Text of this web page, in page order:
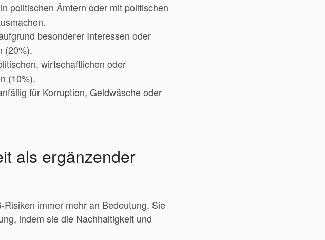
politischen Ämtern oder mit politischen
besonderer Interessen oder
(20%).
wirtschaftlichen oder
(10%).
für Korruption, Geldwäsche oder
als ergänzender
immer mehr an Bedeutung. Sie
indem sie die Nachhaltigkeit und